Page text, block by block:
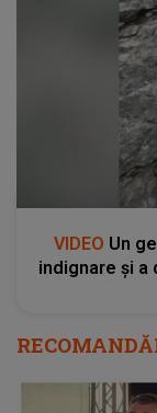
VIDEO Un
indignare și a